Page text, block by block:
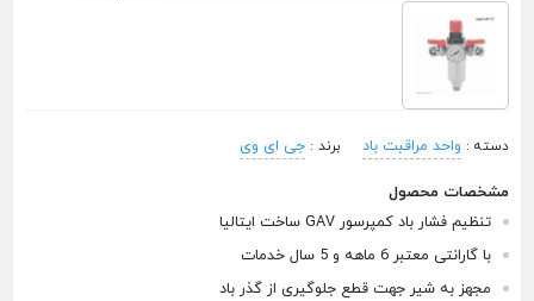
دسته : واحد مراقبت باد برند :جی ای وی
مشخصات محصول
تنظیم فشار باد کمپرسور GAV ساخت ایتالیا
با گارانتی معتبر 6 ماهه و 5 سال خدمات
مجهز به شیر جهت قطع جلوگیری از گذر باد